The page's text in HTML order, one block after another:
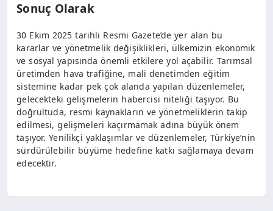
Sonuç Olarak
30 Ekim 2025 tarihli Resmi Gazete’de yer alan bu
kararlar ve yönetmelik değişiklikleri, ülkemizin ekonomik
ve sosyal yapısında önemli etkilere yol açabilir. Tarımsal
üretimden hava trafiğine, mali denetimden eğitim
sistemine kadar pek çok alanda yapılan düzenlemeler,
gelecekteki gelişmelerin habercisi niteliği taşıyor. Bu
doğrultuda, resmi kaynakların ve yönetmeliklerin takip
edilmesi, gelişmeleri kaçırmamak adına büyük önem
taşıyor. Yenilikçi yaklaşımlar ve düzenlemeler, Türkiye’nin
sürdürülebilir büyüme hedefine katkı sağlamaya devam
edecektir.